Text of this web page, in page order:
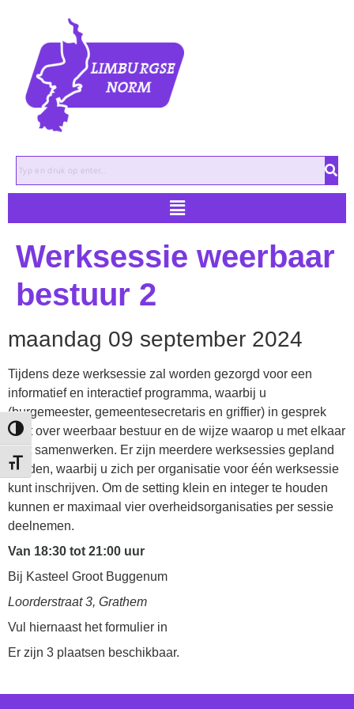
Keuze voor hoog contrast
Kies grootte van het lettertype
Werksessie weerbaar
bestuur 2
maandag 09 september 2024
Tijdens deze werksessie zal worden gezorgd voor een
informatief en interactief programma, waarbij u
(burgemeester, gemeentesecretaris en griffier) in gesprek
gaat over weerbaar bestuur en de wijze waarop u met elkaar
kunt samenwerken. Er zijn meerdere werksessies gepland
worden, waarbij u zich per organisatie voor één werksessie
kunt inschrijven. Om de setting klein en integer te houden
kunnen er maximaal vier overheidsorganisaties per sessie
deelnemen.
Van 18:30 tot 21:00 uur
Bij Kasteel Groot Buggenum
Loorderstraat 3, Grathem
Vul hiernaast het formulier in
Er zijn 3 plaatsen beschikbaar.